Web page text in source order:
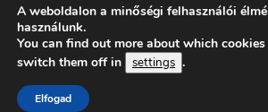
A weboldalon a minőségi felhasználói
használunk.
You can find out more about which
switch them off in
settings .
Elfogad